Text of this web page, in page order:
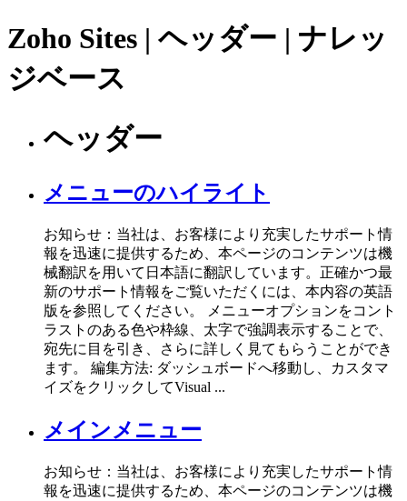
Zoho Sites | ヘッダー | ナレッ
ジベース
ヘッダー
メニューのハイライト
お知らせ：当社は、お客様により充実したサポート情
報を迅速に提供するため、本ページのコンテンツは機
械翻訳を用いて日本語に翻訳しています。正確かつ最
新のサポート情報をご覧いただくには、本内容の英語
版を参照してください。 メニューオプションをコント
ラストのある色や枠線、太字で強調表示することで、
宛先に目を引き、さらに詳しく見てもらうことができ
ます。 編集方法: ダッシュボードへ移動し、カスタマ
イズをクリックしてVisual ...
メインメニュー
お知らせ：当社は、お客様により充実したサポート情
報を迅速に提供するため、本ページのコンテンツは機